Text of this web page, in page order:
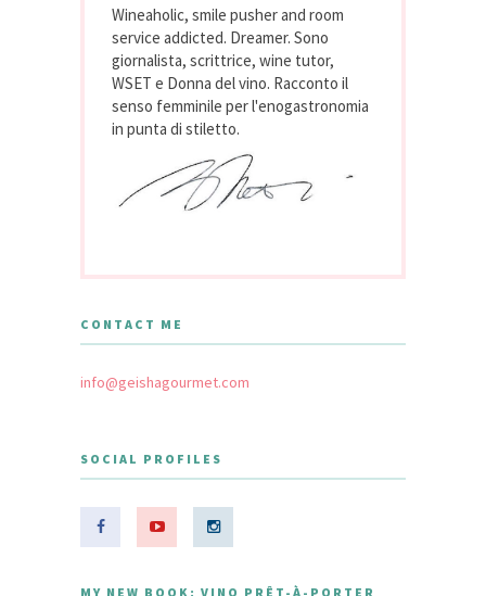
Wineaholic, smile pusher and room
service addicted. Dreamer. Sono
giornalista, scrittrice, wine tutor,
WSET e Donna del vino. Racconto il
senso femminile per l'enogastronomia
in punta di stiletto.
CONTACT ME
info@geishagourmet.com
SOCIAL PROFILES
MY NEW BOOK: VINO PRÊT-À-PORTER